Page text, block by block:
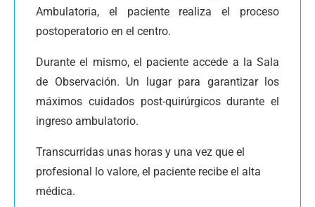
Ambulatoria, el paciente realiza el proceso
postoperatorio en el centro.
Durante el mismo, el paciente accede a la Sala
de Observación. Un lugar para garantizar los
máximos cuidados post-quirúrgicos durante el
ingreso ambulatorio.
Transcurridas unas horas y una vez que el
profesional lo valore, el paciente recibe el alta
médica.